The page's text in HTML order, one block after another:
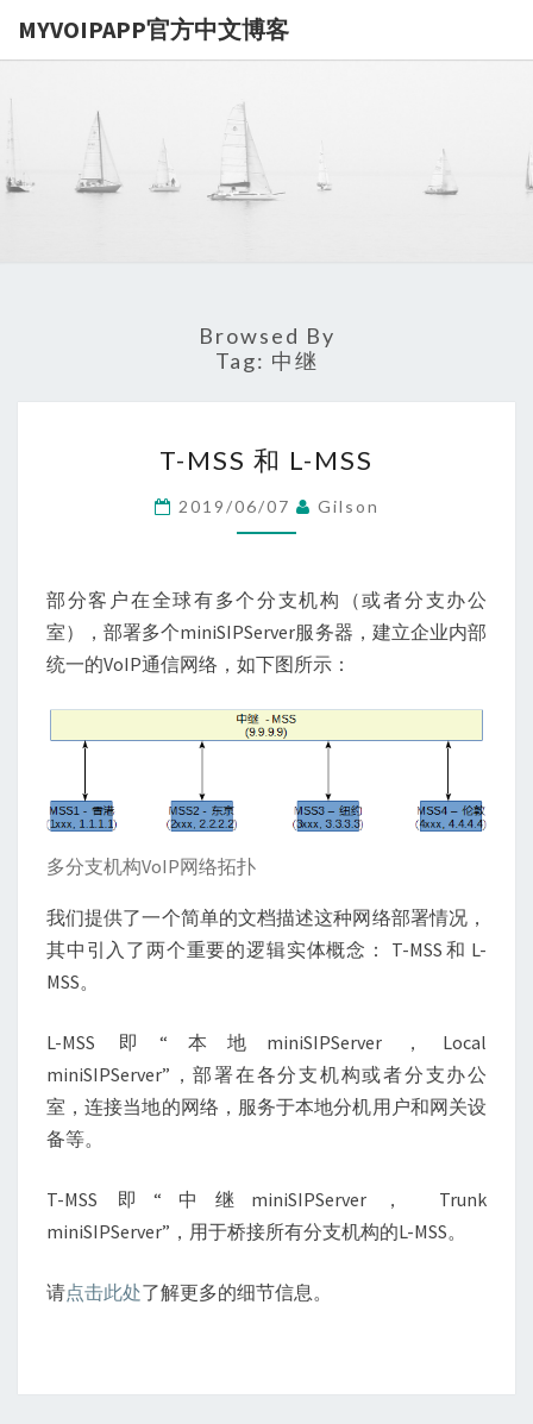
MYVOIPAPP官方中文博客
MYVOIPAPP
Browsed By
Tag: 中继
MSS
和
L-
T-MSS 和 L-MSS
2019/06/07 Gilson
部分客户在全球有多个分支机构（或者分支办公
室），部署多个miniSIPServer服务器，建立企业内部
统一的VoIP通信网络，如下图所示：
多分支机构VoIP网络拓扑
我们提供了一个简单的文档描述这种网络部署情况，
其中引入了两个重要的逻辑实体概念： T-MSS 和 L-
MSS。
L-MSS 即“本地miniSIPServer，Local
miniSIPServer”，部署在各分支机构或者分支办公
室，连接当地的网络，服务于本地分机用户和网关设
备等。
T-MSS 即“中继miniSIPServer， Trunk
miniSIPServer”，用于桥接所有分支机构的L-MSS。
请点击此处了解更多的细节信息。